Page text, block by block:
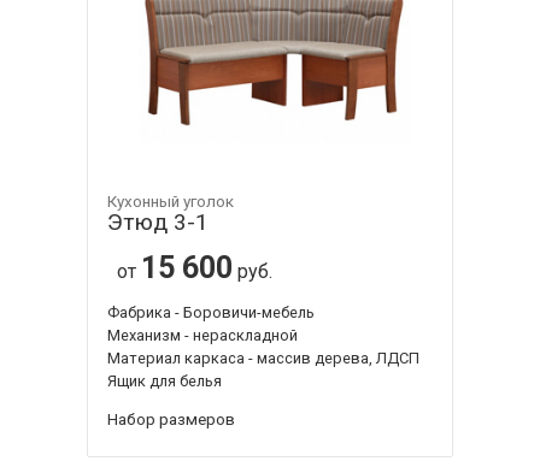
Кухонный уголок
Этюд 3-1
от 15 600 руб.
Фабрика - Боровичи-мебель
Механизм - нераскладной
Материал каркаса - массив дерева, ЛДСП
Ящик для белья
Набор размеров